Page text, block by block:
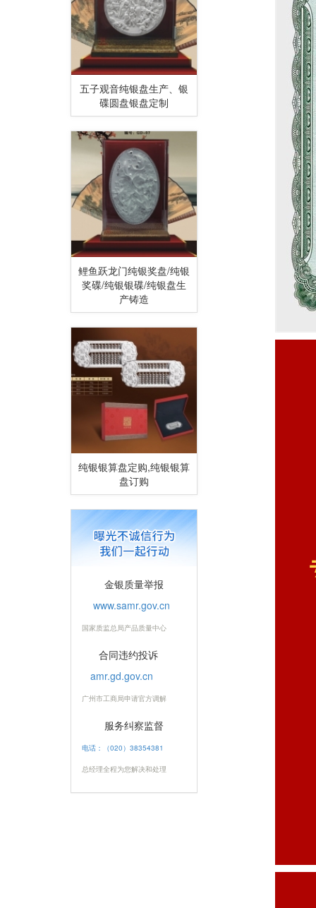
五子观音纯银盘生产、银
碟圆盘银盘定制
鲤鱼跃龙门纯银奖盘/纯银
奖碟/纯银银碟/纯银盘生
产铸造
纯银银算盘定购,纯银银算
盘订购
金银质量举报
www.samr.gov.cn
国家质监总局产品质量中心
合同违约投诉
amr.gd.gov.cn
广州市工商局申请官方调解
服务纠察监督
电话：（020）38354381
总经理全程为您解决和处理